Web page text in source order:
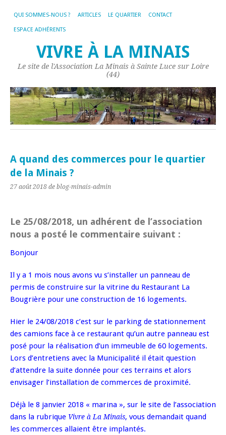
QUI SOMMES-NOUS ? ARTICLES LE QUARTIER CONTACT
ESPACE ADHÉRENTS
VIVRE À LA MINAIS
Le site de l'Association La Minais à Sainte Luce sur Loire
(44)
A quand des commerces pour le quartier
de la Minais ?
27 août 2018 de blog-minais-admin
Le 25/08/2018, un adhérent de l’association
nous a posté le commentaire suivant :
Bonjour
Il y a 1 mois nous avons vu s’installer un panneau de
permis de construire sur la vitrine du Restaurant La
Bougrière pour une construction de 16 logements.
Hier le 24/08/2018 c’est sur le parking de stationnement
des camions face à ce restaurant qu’un autre panneau est
posé pour la réalisation d’un immeuble de 60 logements.
Lors d’entretiens avec la Municipalité il était question
d’attendre la suite donnée pour ces terrains et alors
envisager l’installation de commerces de proximité.
Déjà le 8 janvier 2018 « marina », sur le site de l’association
dans la rubrique Vivre à La Minais, vous demandait quand
les commerces allaient être implantés.